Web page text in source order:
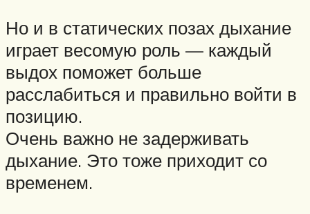
Но и в статических позах дыхание
играет весомую роль — каждый
выдох поможет больше
расслабиться и правильно войти в
позицию.
Очень важно не задерживать
дыхание. Это тоже приходит со
временем.